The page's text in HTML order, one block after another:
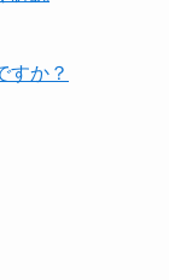
すか？